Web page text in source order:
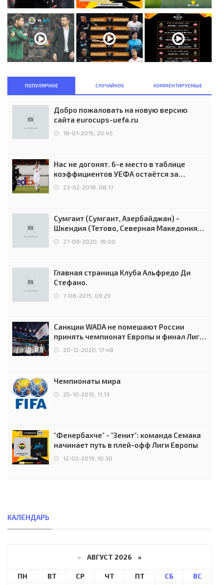
ПОПУЛЯРНОЕ СЛУЧАЙНОЕ КОММЕНТИРУЕМЫЕ
Добро пожаловать на новую версию
сайта eurocups-uefa.ru
18-01-2015, 20:45
Нас не догонят. 6-е место в таблице
коэффициентов УЕФА остаётся за
Россией
23-02-2018, 08:17
Сумгаит (Сумгаит, Азербайджан) -
Шкендия (Тетово, Северная Македония) -
0:2 (0:0)
27-08-2020, 18:00
Главная страница Клуба Альфредо Ди
Стефано.
7-08-2015, 09:29
Санкции WADA не помешают России
принять чемпионат Европы и финал Лиги
чемпионов.
20-12-2020, 17:48
Чемпионаты мира
25-10-2015, 11:13
"Фенербахче" - "Зенит": команда Семака
начинает путь в плей-офф Лиги Европы
12-02-2019, 10:30
КАЛЕНДАРЬ
« АВГУСТ 2026 »
ПН ВТ СР ЧТ ПТ СБ
ВС